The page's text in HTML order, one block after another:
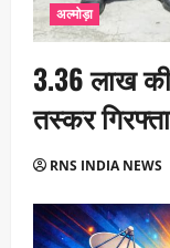
अल्मोड़ा
3.36 लाख
तस्कर
RNS INDIA NEWS